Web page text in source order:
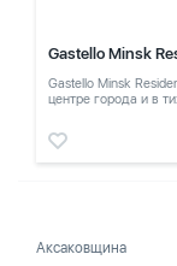
Gastello Minsk
Gastello Minsk
центре города и в
Аксаковщина